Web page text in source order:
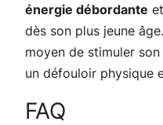
énergie débordante
dès son plus jeune
moyen de stimuler
un défouloir physique
FAQ